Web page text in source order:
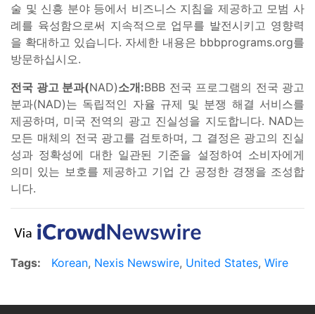
술 및 신흥 분야 등에서 비즈니스 지침을 제공하고 모범 사
례를 육성함으로써 지속적으로 업무를 발전시키고 영향력
을 확대하고 있습니다. 자세한 내용은 bbbprograms.org를
방문하십시오.
전국 광고 분과(NAD)소개:BBB 전국 프로그램의 전국 광고
분과(NAD)는 독립적인 자율 규제 및 분쟁 해결 서비스를
제공하며, 미국 전역의 광고 진실성을 지도합니다. NAD는
모든 매체의 전국 광고를 검토하며, 그 결정은 광고의 진실
성과 정확성에 대한 일관된 기준을 설정하여 소비자에게
의미 있는 보호를 제공하고 기업 간 공정한 경쟁을 조성합
니다.
Tags: Korean, Nexis Newswire, United States, Wire